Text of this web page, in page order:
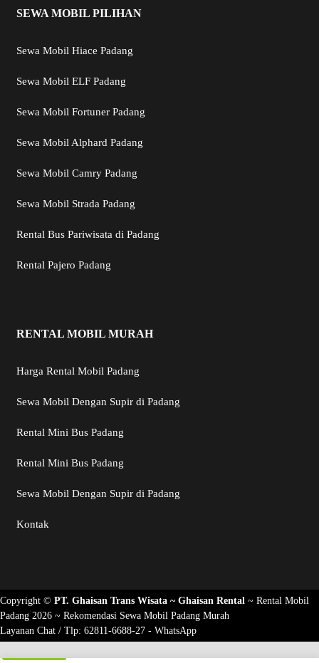
SEWA MOBIL PILIHAN
Sewa Mobil Hiace Padang
Sewa Mobil ELF Padang
Sewa Mobil Fortuner Padang
Sewa Mobil Alphard Padang
Sewa Mobil Camry Padang
Sewa Mobil Strada Padang
Rental Bus Pariwisata di Padang
Rental Pajero Padang
RENTAL MOBIL MURAH
Harga Rental Mobil Padang
Sewa Mobil Dengan Supir di Padang
Rental Mini Bus Padang
Rental Mini Bus Padang
Sewa Mobil Dengan Supir di Padang
Kontak
Copyright © PT. Ghaisan Trans Wisata ~ Ghaisan Rental ~ Rental Mobil
Padang 2026 ~ Rekomendasi Sewa Mobil Padang Murah
Layanan Chat / Tlp: 62811-6688-27 - WhatsApp